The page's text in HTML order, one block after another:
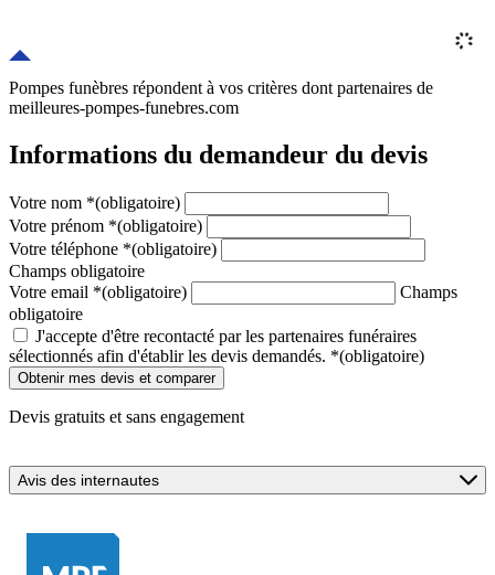
Pompes funèbres répondent à vos critères dont partenaires de
meilleures-pompes-funebres.com
Informations du demandeur du devis
Votre nom *(obligatoire)
Votre prénom *(obligatoire)
Votre téléphone *(obligatoire)
Champs obligatoire
Votre email *(obligatoire)
Champs
obligatoire
J'accepte d'être recontacté par les partenaires funéraires
sélectionnés afin d'établir les devis demandés. *(obligatoire)
Devis gratuits et sans engagement
Avis des internautes